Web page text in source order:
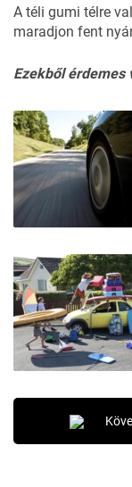
A téli gumi télre
maradjon fent
Ezekből érdemes